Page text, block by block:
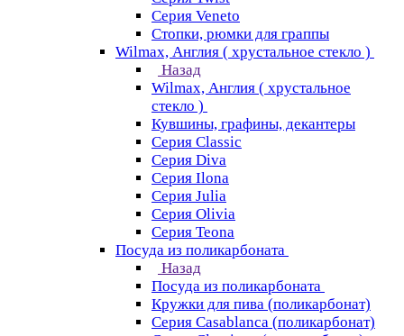
Серия Veneto
Стопки, рюмки для граппы
Wilmax, Англия ( хрустальное стекло )
Назад
Wilmax, Англия ( хрустальное
стекло )
Кувшины, графины, декантеры
Серия Classic
Серия Diva
Серия Ilona
Серия Julia
Серия Olivia
Серия Teona
Посуда из поликарбоната
Назад
Посуда из поликарбоната
Кружки для пива (поликарбонат)
Серия Casablanсa (поликарбонат)